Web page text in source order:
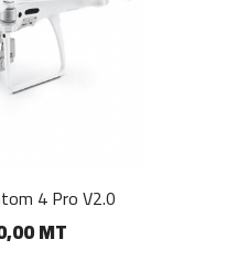
4 Pro V2.0
MT